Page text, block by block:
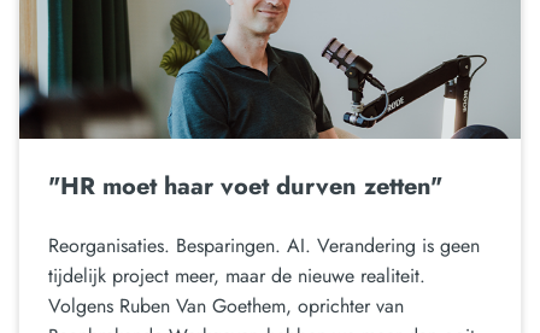
"HR moet haar voet durven zetten"
Reorganisaties. Besparingen. AI. Verandering is geen
tijdelijk project meer, maar de nieuwe realiteit.
Volgens Ruben Van Goethem, oprichter van